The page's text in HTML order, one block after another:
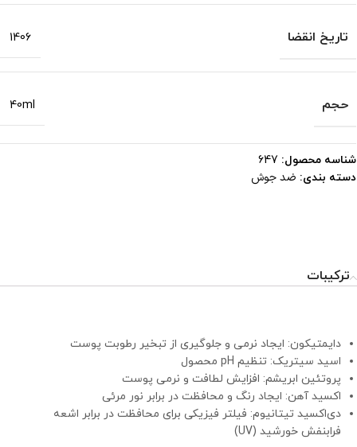
تاریخ انقضا 1406
حجم 40ml
شناسه محصول: 647
دسته بندی: ضد جوش
ترکیبات
دایمتیکون: ایجاد نرمی و جلوگیری از تبخیر رطوبت پوست
اسید سیتریک: تنظیم pH محصول
پروتئین ابریشم: افزایش لطافت و نرمی پوست
اکسید آهن: ایجاد رنگ و محافظت در برابر نور مرئی
دی‌اکسید تیتانیوم: فیلتر فیزیکی برای محافظت در برابر اشعه
فرابنفش خورشید (UV)